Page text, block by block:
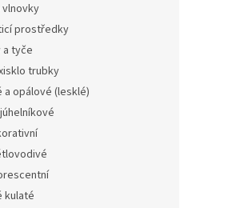
vlnovky
prostředky
a tyče
trubky
a opálové (lesklé)
kulaté